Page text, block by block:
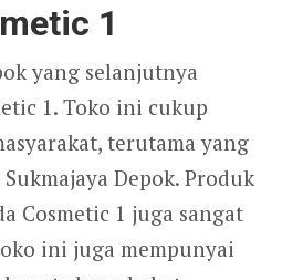
1
yang selanjutnya
1. Toko ini cukup
terutama yang
Depok. Produk
Cosmetic 1 juga sangat
ini juga mempunyai